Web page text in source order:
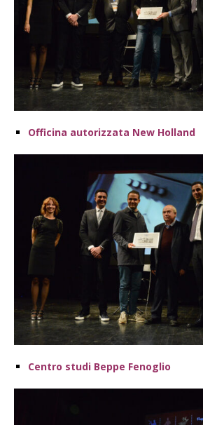
Officina autorizzata New Holland
Centro studi Beppe Fenoglio